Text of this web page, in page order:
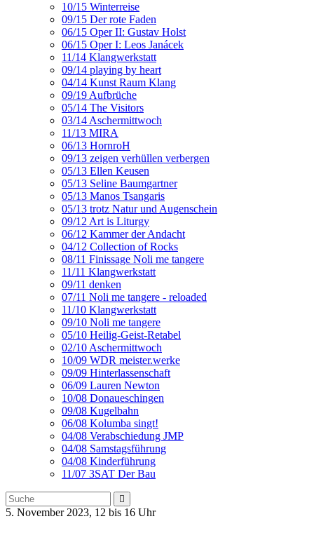
10/15 Winterreise
09/15 Der rote Faden
06/15 Oper II: Gustav Holst
06/15 Oper I: Leos Janácek
11/14 Klangwerkstatt
09/14 playing by heart
04/14 Kunst Raum Klang
09/19 Aufbrüche
05/14 The Visitors
03/14 Aschermittwoch
11/13 MIRA
06/13 HornroH
09/13 zeigen verhüllen verbergen
05/13 Ellen Keusen
05/13 Seline Baumgartner
05/13 Manos Tsangaris
05/13 trotz Natur und Augenschein
09/12 Art is Liturgy
06/12 Kammer der Andacht
04/12 Collection of Rocks
08/11 Finissage Noli me tangere
11/11 Klangwerkstatt
09/11 denken
07/11 Noli me tangere - reloaded
11/10 Klangwerkstatt
09/10 Noli me tangere
05/10 Heilig-Geist-Retabel
02/10 Aschermittwoch
10/09 WDR meister.werke
09/09 Hinterlassenschaft
06/09 Lauren Newton
10/08 Donaueschingen
09/08 Kugelbahn
06/08 Kolumba singt!
04/08 Verabschiedung JMP
04/08 Samstagsführung
04/08 Kinderführung
11/07 3SAT Der Bau
5. November 2023, 12 bis 16 Uhr